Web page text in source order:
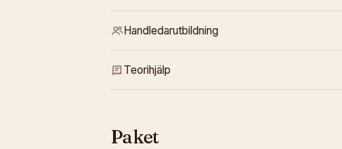
Handledarutbildning
Teorihjälp
Paket